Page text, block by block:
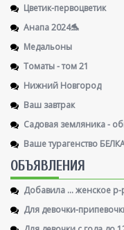
Цветик-первоцветик
Анапа 2024🐬
Медальоны
Томаты - том 21
Нижний Новгород
Ваш завтрак
Садовая земляника -
Ваше турагенство
ОБЪЯВЛЕНИЯ
Добавила ... женское
Для девочки-